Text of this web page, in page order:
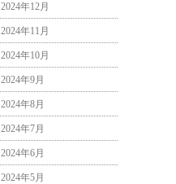
2024年12月
2024年11月
2024年10月
2024年9月
2024年8月
2024年7月
2024年6月
2024年5月